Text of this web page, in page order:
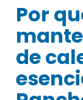
Por
de